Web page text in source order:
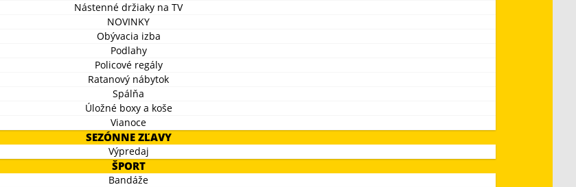
Nástenné držiaky na TV
NOVINKY
Obývacia izba
Podlahy
Policové regály
Ratanový nábytok
Spálňa
Úložné boxy a koše
Vianoce
SEZÓNNE ZĽAVY
Výpredaj
ŠPORT
Bandáže